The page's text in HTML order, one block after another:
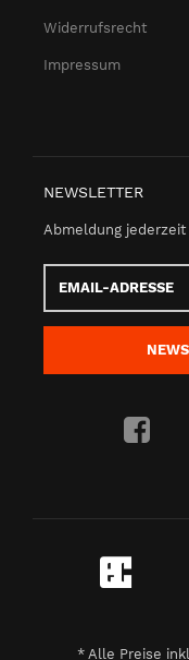
Widerrufsrecht
Impressum
NEWSLETTER
Abmeldung jederzeit
Adresse
* Alle Preise